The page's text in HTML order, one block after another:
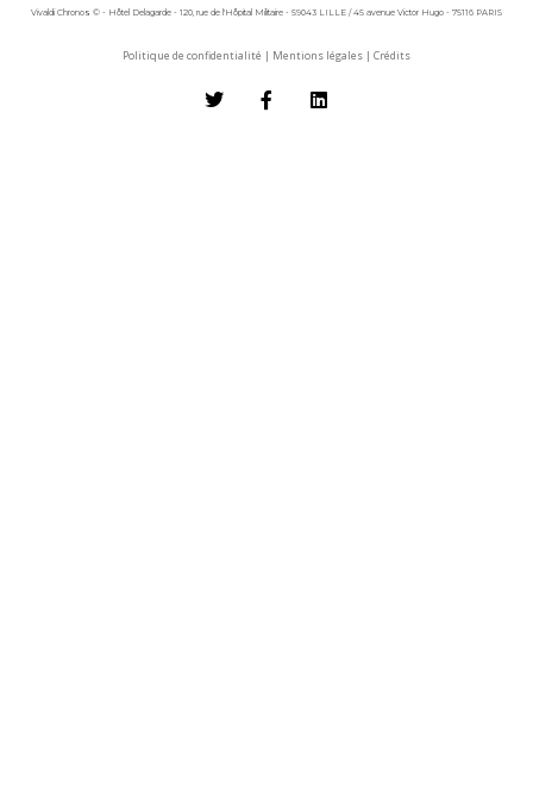
Vivaldi Chronos © - Hôtel Delagarde - 120, rue de l'Hôpital Militaire - 59043 LILLE / 45 avenue Victor Hugo - 75116 PARIS
Politique de confidentialité | Mentions légales | Crédits